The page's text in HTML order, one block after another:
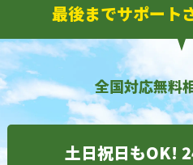
最後までサポート
全国対応無料
土日祝日もOK!